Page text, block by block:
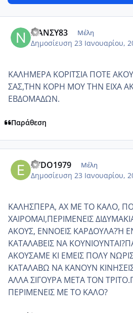
ΝΑΝΣΥ83 Μέλη
Δημοσίευση 23 Ιανουαρίου,
ΚΑΛΗΜΕΡΑ ΚΟΡΙΤΣΙΑ ΠΟΤΕ
ΣΑΣ,ΤΗΝ ΚΟΡΗ ΜΟΥ ΤΗΝ ΕΙΧΑ
ΕΒΔΟΜΑΔΩΝ.
Παράθεση
EVDO1979 Μέλη
Δημοσίευση 23 Ιανουαρίου,
ΚΑΛΗΣΠΕΡΑ, ΑΧ ΜΕ ΤΟ ΚΑΛΟ,
ΧΑΙΡΟΜΑΙ,ΠΕΡΙΜΕΝΕΙΣ
ΑΚΟΥΣ, ΕΝΝΟΕΙΣ ΚΑΡΔΟΥΛΑ?Ή
ΚΑΤΑΛΑΒΕΙΣ ΝΑ
ΑΚΟΥΣΑΜΕ ΚΙ ΕΜΕΙΣ ΠΟΛΥ
ΚΑΤΑΛΑΒΩ ΝΑ ΚΑΝΟΥΝ
ΑΛΛΑ ΣΙΓΟΥΡΑ ΜΕΤΑ ΤΟΝ
ΠΕΡΙΜΕΝΕΙΣ ΜΕ ΤΟ ΚΑΛΟ?